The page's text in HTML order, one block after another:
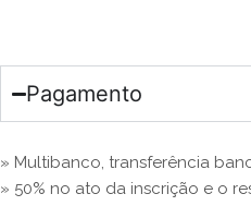
Pagamento
» Multibanco, transferência
» 50% no ato da inscrição e o